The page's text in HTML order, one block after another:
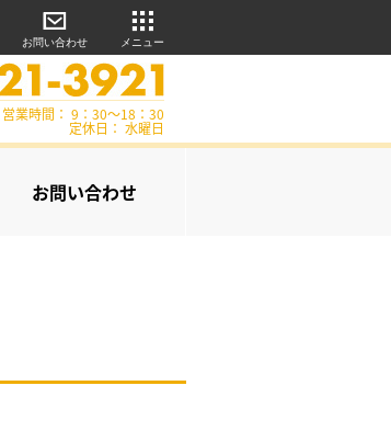
お問い合わせ メニュー
営業時間： 9：30～18：30
定休日： 水曜日
お問い合わせ